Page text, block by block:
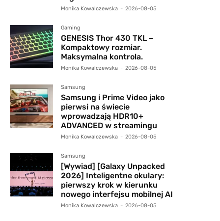
Monika Kowalczewska - 2026-08-05
Gaming
GENESIS Thor 430 TKL –
Kompaktowy rozmiar.
Maksymalna kontrola.
Monika Kowalczewska - 2026-08-05
Samsung
Samsung i Prime Video jako
pierwsi na świecie
wprowadzają HDR10+
ADVANCED w streamingu
Monika Kowalczewska - 2026-08-05
Samsung
[Wywiad] [Galaxy Unpacked
2026] Inteligentne okulary:
pierwszy krok w kierunku
nowego interfejsu mobilnej AI
Monika Kowalczewska - 2026-08-05